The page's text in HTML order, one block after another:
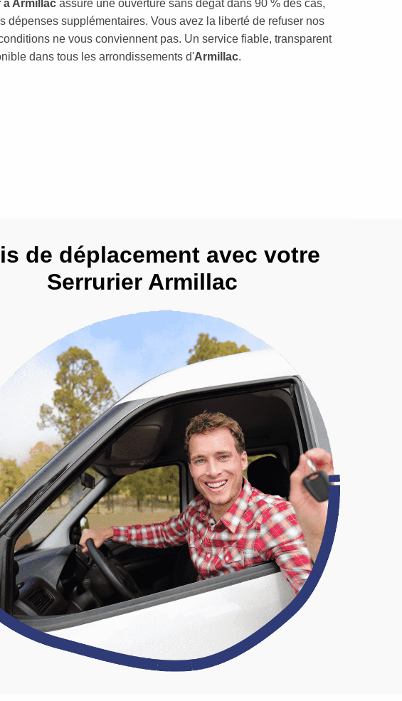
à Armillac assure une ouverture sans dégât dans 90 % des cas,
dépenses supplémentaires. Vous avez la liberté de refuser nos
ne vous conviennent pas. Un service fiable, transparent
dans tous les arrondissements d'Armillac.
de déplacement avec votre
Serrurier Armillac